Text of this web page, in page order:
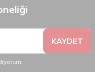
KAYDET